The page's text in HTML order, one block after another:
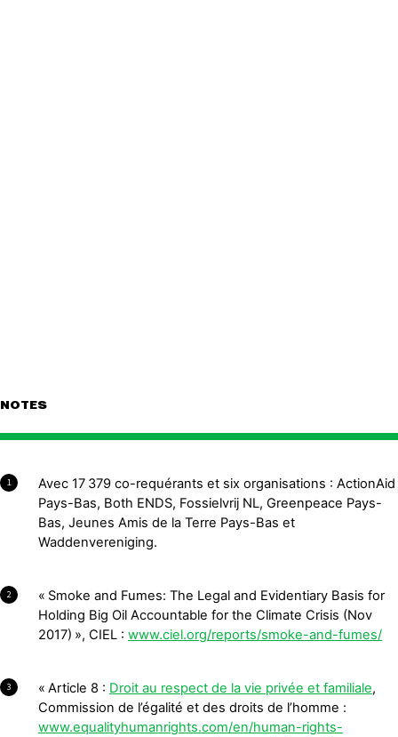
NOTES
1
Avec 17 379 co-requérants et six organisations : ActionAid
Pays-Bas, Both ENDS, Fossielvrij NL, Greenpeace Pays-
Bas, Jeunes Amis de la Terre Pays-Bas et
Waddenvereniging.
2
« Smoke and Fumes: The Legal and Evidentiary Basis for
Holding Big Oil Accountable for the Climate Crisis (Nov
2017) », CIEL :www.ciel.org/reports/smoke-and-fumes/
3 « Article 8 : Droit au respect de la vie privée et familiale,
Commission de l’égalité et des droits de l’homme :
www.equalityhumanrights.com/en/human-rights-